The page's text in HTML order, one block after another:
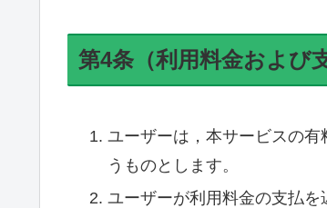
第4条（利用料金および
ユーザーは，本サービスの
うものとします。
ユーザーが利用料金の支払を